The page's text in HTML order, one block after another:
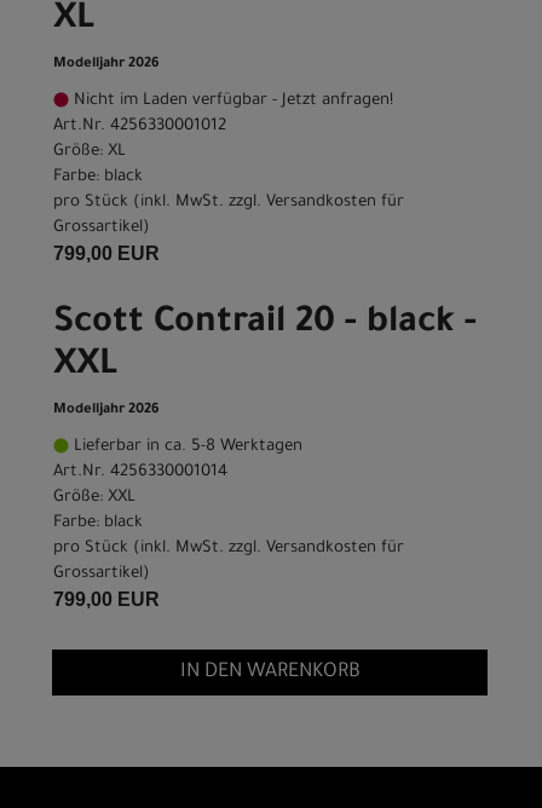
XL
Modelljahr 2026
Nicht im Laden verfügbar - Jetzt anfragen!
Art.Nr. 4256330001012
Größe: XL
Farbe: black
pro Stück (inkl. MwSt. zzgl. Versandkosten für
Grossartikel)
799,00 EUR
Scott Contrail 20 - black -
XXL
Modelljahr 2026
Lieferbar in ca. 5-8 Werktagen
Art.Nr. 4256330001014
Größe: XXL
Farbe: black
pro Stück (inkl. MwSt. zzgl. Versandkosten für
Grossartikel)
799,00 EUR
IN DEN WARENKORB